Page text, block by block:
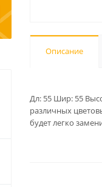
Описание
Дл: 55 Шир: 55
различных
будет легко